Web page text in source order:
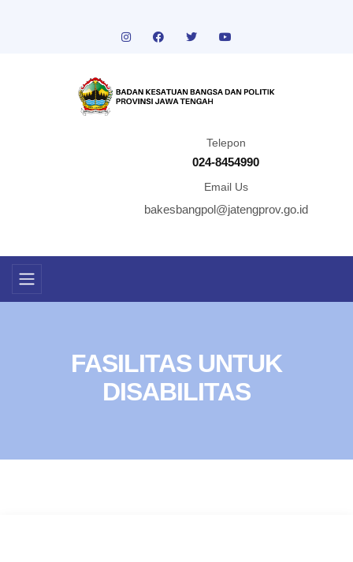
Telepon
024-8454990
Email Us
bakesbangpol@jatengprov.go.id
FASILITAS UNTUK
DISABILITAS